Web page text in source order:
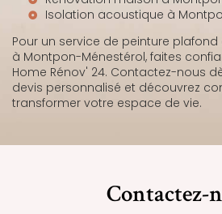
Isolation acoustique à
Pour un service de peinture
à Montpon-Ménestérol, faites
Home Rénov' 24. Contactez-nous
devis personnalisé et découvrez
transformer votre espace de vie.
Contactez-